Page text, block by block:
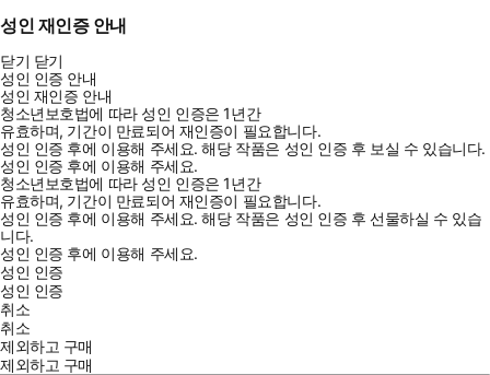
성인 재인증 안내
닫기 닫기
성인 인증 안내
성인 재인증 안내
청소년보호법에 따라 성인 인증은 1년간
유효하며, 기간이 만료되어 재인증이 필요합니다.
성인 인증 후에 이용해 주세요.해당 작품은 성인 인증 후 보실 수 있습니다.
성인 인증 후에 이용해 주세요.
청소년보호법에 따라 성인 인증은 1년간
유효하며, 기간이 만료되어 재인증이 필요합니다.
성인 인증 후에 이용해 주세요.해당 작품은 성인 인증 후 선물하실 수 있습
니다.
성인 인증 후에 이용해 주세요.
성인 인증
성인 인증
취소
취소
제외하고 구매
제외하고 구매